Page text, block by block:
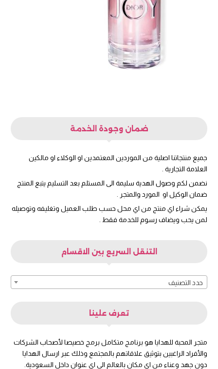
ضمان وجودة الخدمة
جميع منتجاتنا اصلية من الموردين المعتمدين او الوكلاء او مالكين
العلامة التجارية .
نضمن لكم وصول الهدية سليمة الى المستلم بعد التسليم يتبع المنتج
ضمان الوكيل او المورد والمتجر .
يمكن شراء اي منتج من اي محل حسب طلب العميل وتغليفه وتوصيله
لمن يحب ويضاف رسوم للخدمة فقط .
التنقل السريع بين الاقسام
حدد التصنيف
تعرف علينا
متجر المحبة للهدايا هو برنامج متكامل برمج خصيصا لأصحاب الشركات
والأفراد الراغبين بتوثيق علاقاتهم بالمجتمع وذلك عبر ارسال الهدايا
دون جهد وعناء من اي مكان بالعالم الى اي عنوان داخل السعودية.